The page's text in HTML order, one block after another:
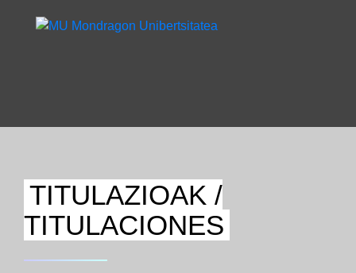
TITULAZIOAK /
TITULACIONES